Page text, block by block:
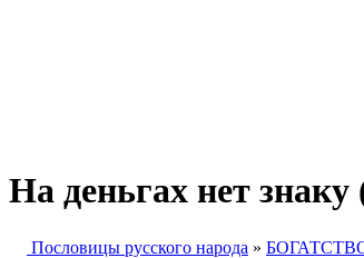
На деньгах нет
Пословицы русского народа »